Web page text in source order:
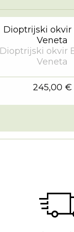
Dioptrijski okvir
Veneta
245,00 €